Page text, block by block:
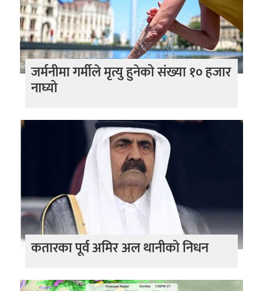
जर्मनीमा गर्मीले मृत्यु हुनेको संख्या १० हजार
नाघ्यो
कतारका पूर्व अमिर अल थानीको निधन